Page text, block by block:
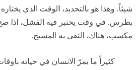
شيئاً. وهذا هو بالتحديد، الوقت الذي
بطرس. في وقت يختبر فيه الفشل، اذا صح
مكسب، هناك، التقى به المسيح.
كثيراً ما يمرّ الانسان في حياته